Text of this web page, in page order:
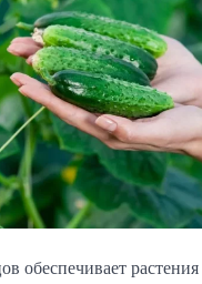
обеспечивает